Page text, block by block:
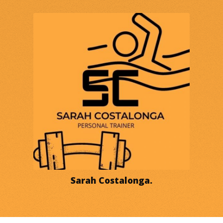
Sarah Costalonga.